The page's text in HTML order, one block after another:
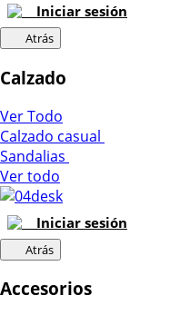
Iniciar sesión
Atrás
Calzado
Ver Todo
Calzado casual
Sandalias
Ver todo
Iniciar sesión
Atrás
Accesorios